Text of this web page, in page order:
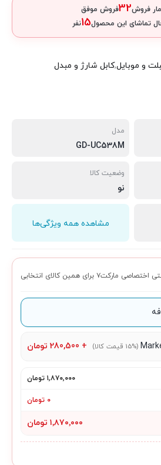
فروش32فروش موفق
تماشای این محصول15نفر
و موبایل,کابل شارژ و مبدل
مدل
GD-UC538M
وضعیت کالا
نو
مشاهده همه ویژگی‌ها
اختصاصی مارکت۷ برای همین کالای انتخابی
(15% قیمت کالا) +
280,500 تومان
۱٬۸۷۰٬۰۰۰ تومان
۰ تومان
۱٬۸۷۰٬۰۰۰ تومان